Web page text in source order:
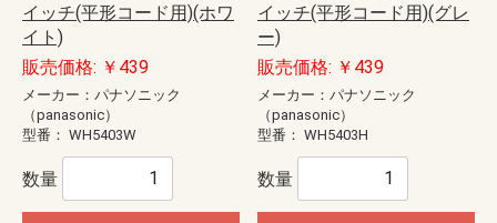
イッチ(平形コード用)(ホワ
イト)
販売価格: ￥439
メーカー：パナソニック
（panasonic）
型番： WH5403W
数量
イッチ(平形コード用)(グレ
ー)
販売価格: ￥439
メーカー：パナソニック
（panasonic）
型番： WH5403H
数量